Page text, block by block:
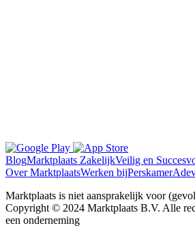
BlogMarktplaats ZakelijkVeilig en
Over MarktplaatsWerken bijPerskamer
Marktplaats is niet aansprakelijk voor
Copyright © 2024 Marktplaats B.V. Alle
een onderneming